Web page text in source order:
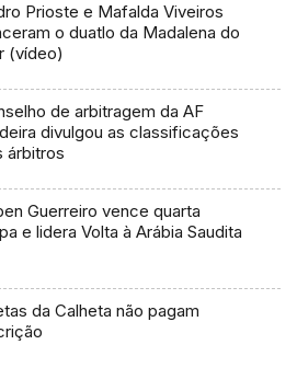
Prioste e Mafalda Viveiros
o duatlo da Madalena do
(vídeo)
de arbitragem da AF
divulgou as classificações
árbitros
Guerreiro vence quarta
e lidera Volta à Arábia Saudita
da Calheta não pagam